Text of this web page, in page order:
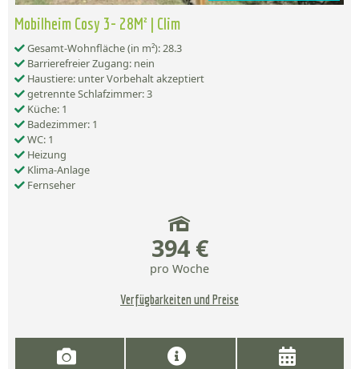
Mobilheim Cosy 3- 28M² | Clim
Gesamt-Wohnfläche (in m²): 28.3
Barrierefreier Zugang: nein
Haustiere: unter Vorbehalt akzeptiert
getrennte Schlafzimmer: 3
Küche: 1
Badezimmer: 1
WC: 1
Heizung
Klima-Anlage
Fernseher
394 €
pro Woche
Verfügbarkeiten und Preise